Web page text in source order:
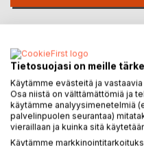
Arvostele tuote
Tietosuojasi on meille
Käytämme evästeitä ja
Osa niistä on välttämättömiä ja
käytämme analyysimenetelmiä
palvelinpuolen seurantaa)
vieraillaan ja kuinka sitä
Käytämme